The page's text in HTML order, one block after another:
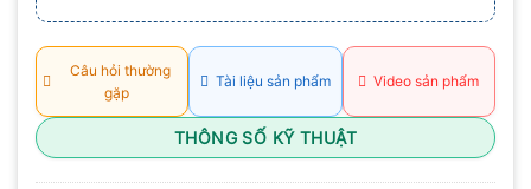
Câu hỏi thường
gặp
Tài liệu sản phẩm Video sản phẩm
THÔNG SỐ KỸ THUẬT